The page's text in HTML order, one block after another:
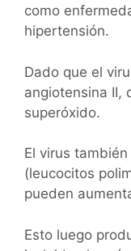
como
hipertensión.
Dado que el
angiotensina II,
superóxido.
El virus
(leucocitos
pueden
Esto luego